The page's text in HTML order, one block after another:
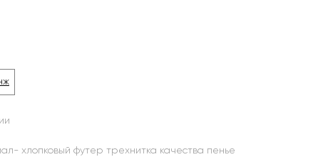
хлопковый футер трехнитка качества пенье